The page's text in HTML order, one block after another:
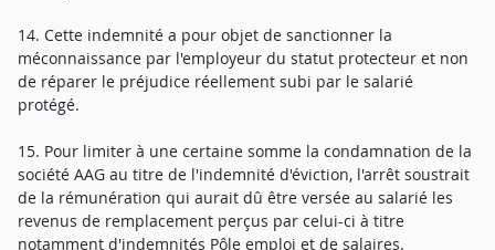
14. Cette indemnité a pour objet de sanctionner la
méconnaissance par l'employeur du statut protecteur et non
de réparer le préjudice réellement subi par le salarié
protégé.
15. Pour limiter à une certaine somme la condamnation de la
société AAG au titre de l'indemnité d'éviction, l'arrêt soustrait
de la rémunération qui aurait dû être versée au salarié les
revenus de remplacement perçus par celui-ci à titre
notamment d'indemnités Pôle emploi et de salaires.